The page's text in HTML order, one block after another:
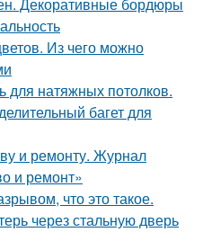
Декоративные бордюры
Из чего можно
для натяжных потолков.
багет для
и ремонту. Журнал
и ремонт»
что это такое.
через стальную дверь